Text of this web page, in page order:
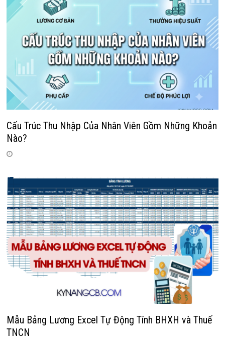
Cấu Trúc Thu Nhập Của Nhân Viên Gồm Những Khoản
Nào?
Mẫu Bảng Lương Excel Tự Động Tính BHXH và Thuế
TNCN